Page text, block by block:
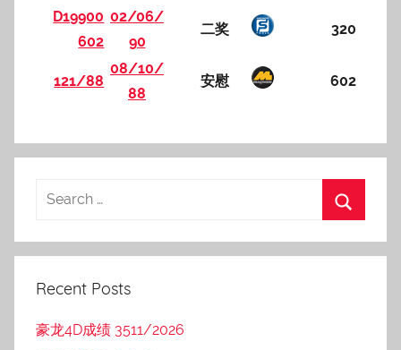
D19900
602
02/06/
90
二奖 320
121/88
08/10/
88
安慰 602
Recent Posts
豪龙4D成绩 3511/2026